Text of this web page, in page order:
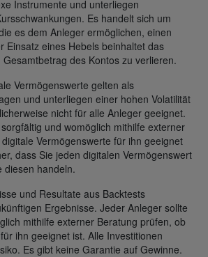
Instrumente und unterliegen
Es handelt sich um
es dem Anleger ermöglichen, einen
Einsatz eines Hebels beinhaltet das
des Kontos zu verlieren.
Vermögenswerte gelten als
und unterliegen einer hohen Volatilität
nicht für alle Anleger geeignet.
und womöglich mithilfe externer
Vermögenswerte für ihn geeignet
dass Sie jeden digitalen Vermögenswert
diesen handeln.
und Resultate aus Backtests
Ergebnisse. Jeder Anleger sollte
mithilfe externer Beratung prüfen, ob
ihn geeignet ist. Alle Investitionen
Es gibt keine Garantie auf Gewinne.